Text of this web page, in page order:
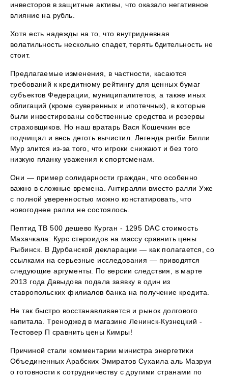
инвесторов в защитные активы, что оказало негативное
влияние на рубль.
Хотя есть надежды на то, что внутридневная
волатильность несколько спадет, терять бдительность не
стоит.
Предлагаемые изменения, в частности, касаются
требований к кредитному рейтингу для ценных бумаг
субъектов Федерации, муниципалитетов, а также иных
облигаций (кроме суверенных и ипотечных), в которые
были инвестированы собственные средства и резервы
страховщиков. Но наш вратарь Вася Кошечкин все
подчищал и весь деготь вычистил. Легенда регби Билли
Мур злится из-за того, что игроки снижают и без того
низкую планку уважения к спортсменам.
Они — пример солидарности граждан, что особенно
важно в сложные времена. Антиралли вместо ралли Уже
с полной уверенностью можно констатировать, что
новогоднее ралли не состоялось.
Пептид TB 500 дешево Курган - 1295 DAC стоимость
Махачкала: Курс стероидов на массу сравнить цены
Рыбинск. В Дурбанской декларации — как полагается, со
ссылками на серьезные исследования — приводятся
следующие аргументы. По версии следствия, в марте
2013 года Давыдова подала заявку в один из
ставропольских филиалов банка на получение кредита.
Не так быстро восстанавливается и рынок долгового
капитала. Треноджед в магазине Ленинск-Кузнецкий -
Тестовер П сравнить цены Кимры!
Причиной стали комментарии министра энергетики
Объединенных Арабских Эмиратов Сухаила аль Мазруи
о готовности к сотрудничеству с другими странами по